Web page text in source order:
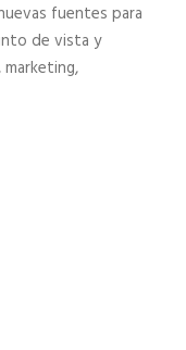
fuentes para
de vista y